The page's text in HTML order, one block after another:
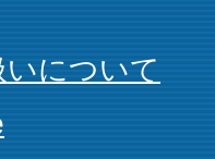
について